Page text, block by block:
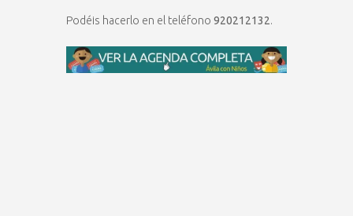
Podéis hacerlo en el teléfono 920212132.